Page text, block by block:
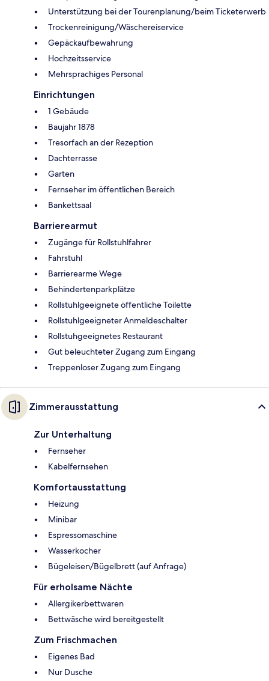
Unterstützung bei der Tourenplanung/beim Ticketerwerb
Trockenreinigung/Wäschereiservice
Gepäckaufbewahrung
Hochzeitsservice
Mehrsprachiges Personal
Einrichtungen
1 Gebäude
Baujahr 1878
Tresorfach an der Rezeption
Dachterrasse
Garten
Fernseher im öffentlichen Bereich
Bankettsaal
Barrierearmut
Zugänge für Rollstuhlfahrer
Fahrstuhl
Barrierearme Wege
Behindertenparkplätze
Rollstuhlgeeignete öffentliche Toilette
Rollstuhlgeeigneter Anmeldeschalter
Rollstuhgeeignetes Restaurant
Gut beleuchteter Zugang zum Eingang
Treppenloser Zugang zum Eingang
Zimmerausstattung
Zur Unterhaltung
Fernseher
Kabelfernsehen
Komfortausstattung
Heizung
Minibar
Espressomaschine
Wasserkocher
Bügeleisen/Bügelbrett (auf Anfrage)
Für erholsame Nächte
Allergikerbettwaren
Bettwäsche wird bereitgestellt
Zum Frischmachen
Eigenes Bad
Nur Dusche